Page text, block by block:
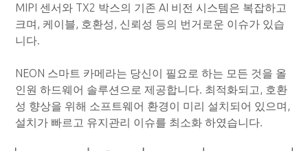
MIPI 센서와 TX2 박스의 기존 AI 비전 시스템은 복잡하고
크며, 케이블, 호환성, 신뢰성 등의 번거로운 이슈가 있습
니다.
NEON 스마트 카메라는 당신이 필요로 하는 모든 것을 올
인원 하드웨어 솔루션으로 제공합니다. 최적화되고, 호환
성 향상을 위해 소프트웨어 환경이 미리 설치되어 있으며,
설치가 빠르고 유지관리 이슈를 최소화 하였습니다.